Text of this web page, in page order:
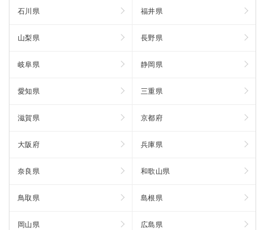
石川県 福井県
山梨県 長野県
岐阜県 静岡県
愛知県 三重県
滋賀県 京都府
大阪府 兵庫県
奈良県 和歌山県
鳥取県 島根県
岡山県 広島県